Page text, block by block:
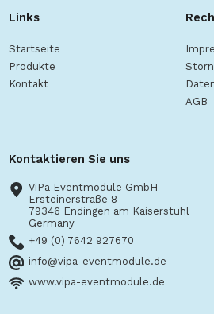
Links
Startseite
Produkte
Kontakt
AGB
Kontaktieren Sie uns
ViPa Eventmodule GmbH
Ersteinerstraße 8
79346 Endingen am Kaiserstuhl
Germany
+49 (0) 7642 927670
info@vipa-eventmodule.de
www.vipa-eventmodule.de